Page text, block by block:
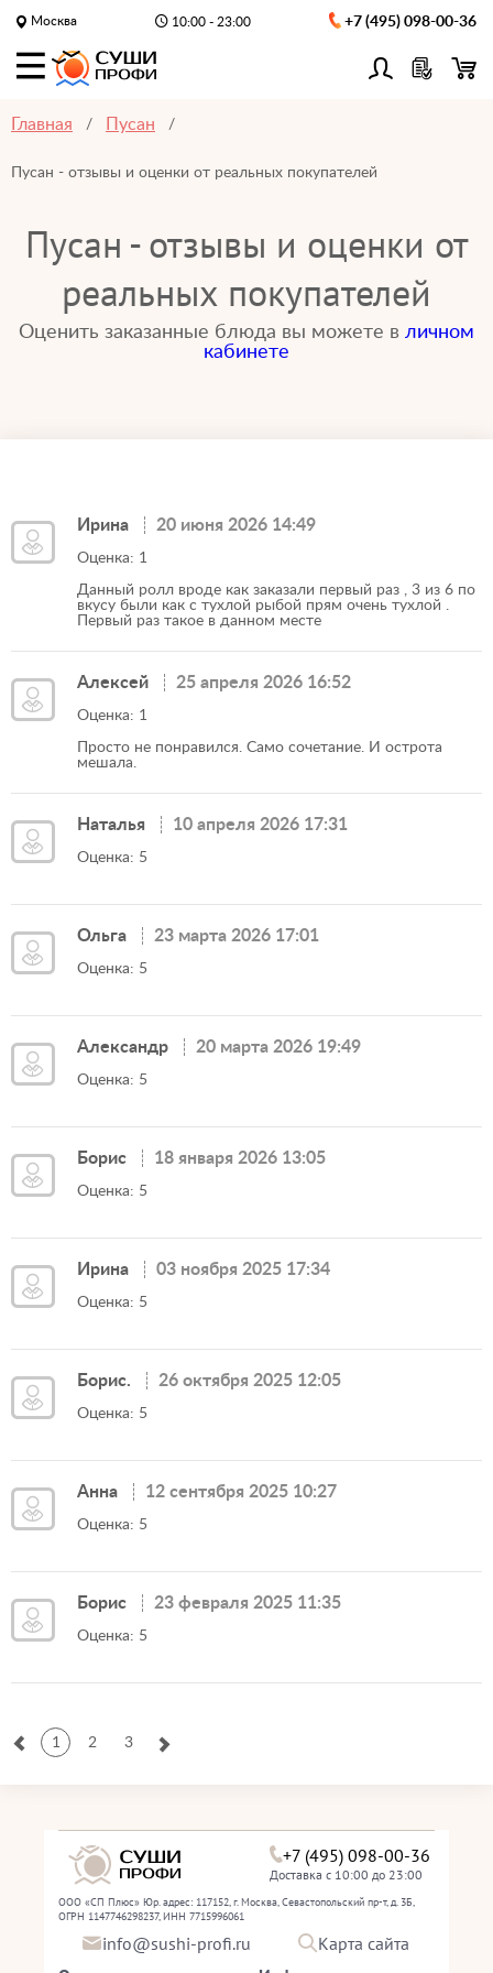
Москва 10:00 - 23:00 +7 (495) 098-00-36
Главная Пусан
Пусан - отзывы и оценки от реальных покупателей
Пусан - отзывы и оценки от
реальных покупателей
Оценить заказанные блюда вы можете в личном
кабинете
Ирина 20 июня 2026 14:49
Оценка: 1
Данный ролл вроде как заказали первый раз , 3 из 6 по
вкусу были как с тухлой рыбой прям очень тухлой .
Первый раз такое в данном месте
Алексей 25 апреля 2026 16:52
Оценка: 1
Просто не понравился. Само сочетание. И острота
мешала.
Наталья 10 апреля 2026 17:31
Оценка: 5
Ольга 23 марта 2026 17:01
Оценка: 5
Александр 20 марта 2026 19:49
Оценка: 5
Борис 18 января 2026 13:05
Оценка: 5
Ирина 03 ноября 2025 17:34
Оценка: 5
Борис. 26 октября 2025 12:05
Оценка: 5
Анна 12 сентября 2025 10:27
Оценка: 5
Борис 23 февраля 2025 11:35
Оценка: 5
1 2 3
+7 (495) 098-00-36
Доставка с 10:00 до 23:00
ООО «СП Плюс» Юр. адрес: 117152, г. Москва, Севастопольский пр-т, д. 3Б,
ОГРН 1147746298237, ИНН 7715996061
info@sushi-profi.ru
Карта сайта